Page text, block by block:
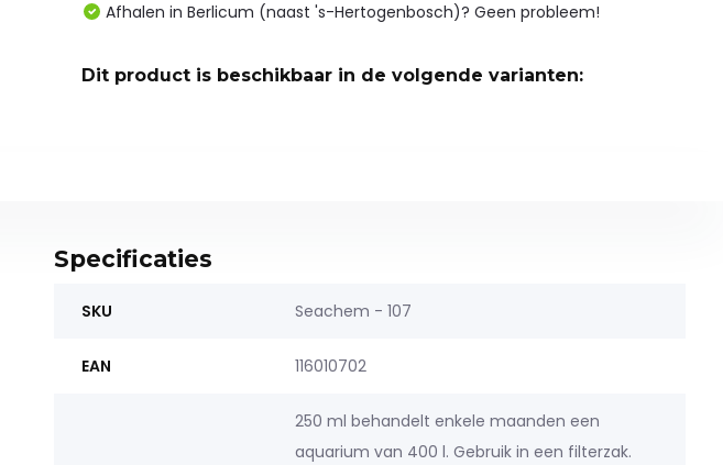
Afhalen in Berlicum (naast 's-Hertogenbosch)? Geen probleem!
Dit product is beschikbaar in de volgende varianten:
Specificaties
SKU Seachem - 107
EAN 116010702
250 ml behandelt enkele maanden een
aquarium van 400 l. Gebruik in een filterzak.